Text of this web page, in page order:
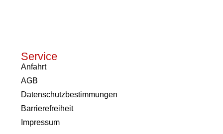
Service
Anfahrt
AGB
Datenschutzbestimmungen
Barrierefreiheit
Impressum